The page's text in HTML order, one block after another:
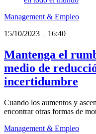
Management & Empleo
15/10/2023
16:40
Mantenga el
medio de
incertidumbre
Cuando los aumentos y
encontrar otras formas de
Management & Empleo